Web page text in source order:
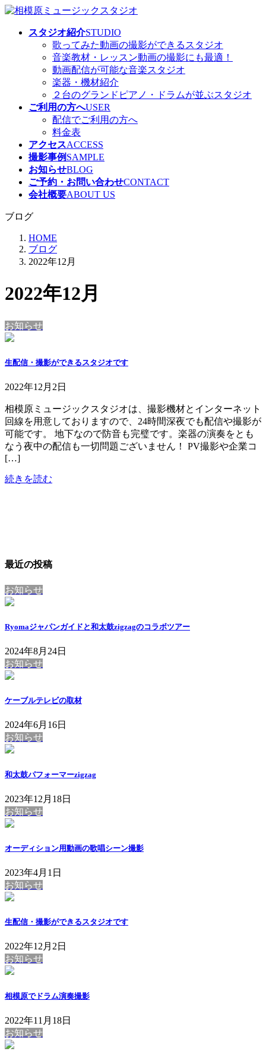
コ
ナ
スタジオ紹介STUDIO
歌ってみた動画の撮影ができるスタジオ
音楽教材・レッスン動画の撮影にも最適！
動画配信が可能な音楽スタジオ
楽器・機材紹介
２台のグランドピアノ・ドラムが並ぶスタジオ
ご利用の方へUSER
配信でご利用の方へ
料金表
アクセスACCESS
撮影事例 SAMPLE
お知らせBLOG
ご予約・お問い合わせCONTACT
会社概要ABOUT US
ブログ
HOME
ブログ
2022年12月
2022年12月
お知らせ
生配信・撮影ができるスタジオです
2022年12月2日
相模原ミュージックスタジオは、撮影機材とインターネット
回線を用意しておりますので、24時間深夜でも配信や撮影が
可能です。 地下なので防音も完璧です。楽器の演奏をとも
なう夜中の配信も一切問題ございません！ PV撮影や企業コ
[…]
続きを読む
最近の投稿
お知らせ
Ryomaジャパンガイドと和太鼓zigzagのコラボツアー
2024年8月24日
お知らせ
ケーブルテレビの取材
2024年6月16日
お知らせ
和太鼓パフォーマーzigzag
2023年12月18日
お知らせ
オーディション用動画の歌唱シーン撮影
2023年4月1日
お知らせ
生配信・撮影ができるスタジオです
2022年12月2日
お知らせ
相模原でドラム演奏撮影
2022年11月18日
お知らせ